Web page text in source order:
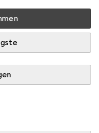
geliefert
Lieferzeit